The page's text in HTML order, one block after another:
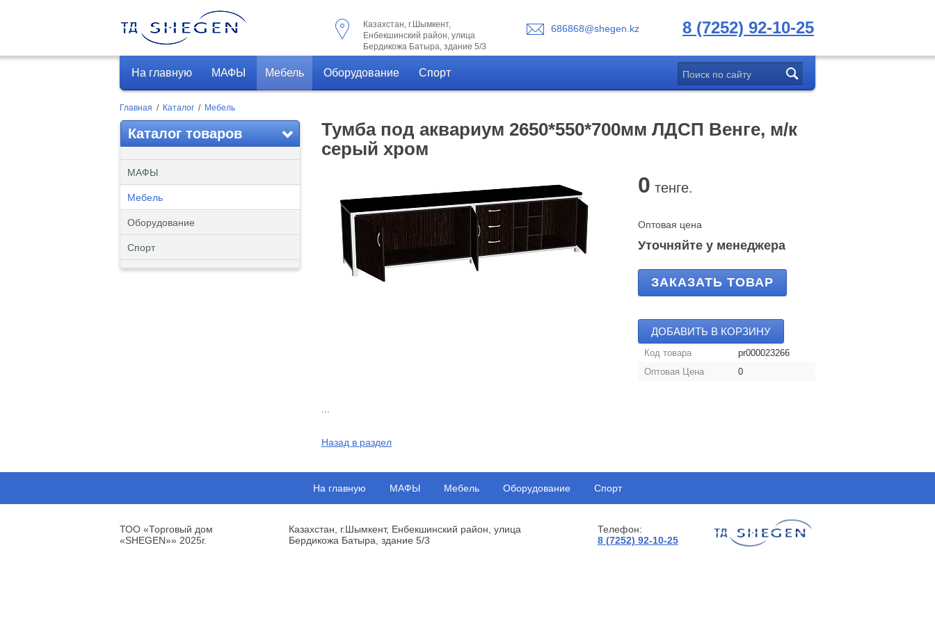
Казахстан, г.Шымкент,
Енбекшинский район, улица
Бердикожа Батыра, здание 5/3
686868@shegen.kz 8 (7252) 92-10-25
На главную МАФЫ Мебель Оборудование Спорт
Главная / Каталог / Мебель
Каталог товаров
МАФЫ
Мебель
Оборудование
Спорт
Тумба под аквариум 2650*550*700мм ЛДСП Венге, м/к
серый хром
0 тенге.
Оптовая цена
Уточняйте у менеджера
ЗАКАЗАТЬ ТОВАР
ДОБАВИТЬ В КОРЗИНУ
Код товара
pr000023266
Оптовая Цена
0
Назад в раздел
На главную МАФЫ Мебель Оборудование Спорт
ТОО «Торговый дом
«SHEGEN»» 2025г.
Казахстан, г.Шымкент, Енбекшинский район, улица
Бердикожа Батыра, здание 5/3
Телефон:
8 (7252) 92-10-25